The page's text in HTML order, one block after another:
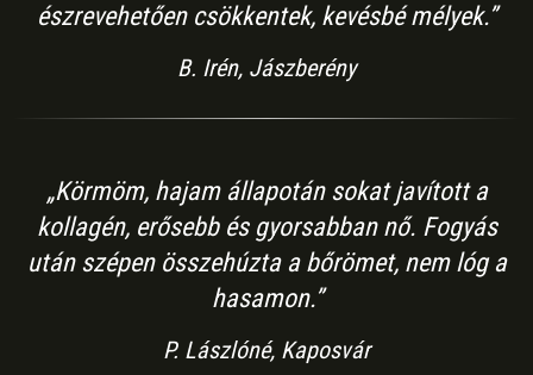
észrevehetően csökkentek, kevésbé mélyek.”
B. Irén, Jászberény
„Körmöm, hajam állapotán sokat javított a
kollagén, erősebb és gyorsabban nő. Fogyás
után szépen összehúzta a bőrömet, nem lóg a
hasamon.”
P. Lászlóné, Kaposvár